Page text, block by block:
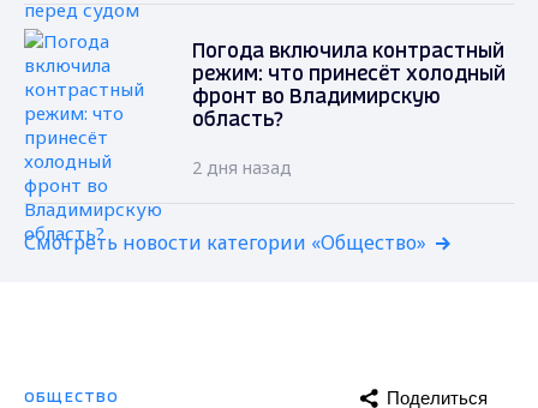
Погода включила контрастный
режим: что принесёт холодный
фронт во Владимирскую
область?
2 дня назад
Смотреть новости категории «Общество»
ОБЩЕСТВО Поделиться